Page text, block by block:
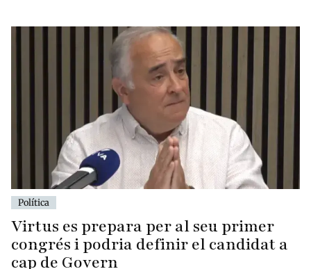
Política
Virtus es prepara per al seu primer
congrés i podria definir el candidat a
cap de Govern